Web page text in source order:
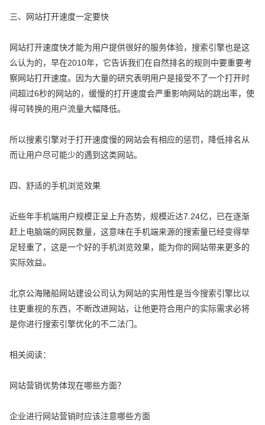
三、网站打开速度一定要快
网站打开速度快才能为用户提供很好的服务体验，搜索引擎也是这
么认为的，早在2010年，它告诉我们在自然排名的规则中要重要考
察网站打开速度。因为大量的研究表明用户是接受不了一个打开时
间超过6秒的网站的，缓慢的打开速度会严重影响网站的跳出率，使
得可转换的用户流量大幅降低。
所以搜素引擎对于打开速度慢的网站会有相应的惩罚，降低排名从
而让用户尽可能少的遇到这类网站。
四、舒适的手机浏览效果
近些年手机端用户规模正呈上升态势，规模近达7.24亿，已在逐渐
赶上电脑端的网民数量，这意味在手机端来源的搜索量已经变得举
足轻重了，这是一个好的手机浏览效果，能为你的网站带来更多的
实际效益。
北京公海赌船网站建设公司认为网站的实用性是当今搜索引擎比以
往更重视的东西，不断改进网站，让他更符合用户的实际需求必将
是你进行搜索引擎优化的不二法门。
相关阅读：
网站营销优势体现在哪些方面？
企业进行网站营销时应该注意哪些方面